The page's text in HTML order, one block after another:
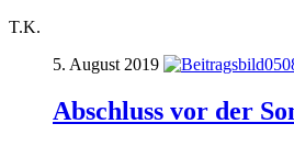
T.K.
5. August 2019
Abschluss vor der